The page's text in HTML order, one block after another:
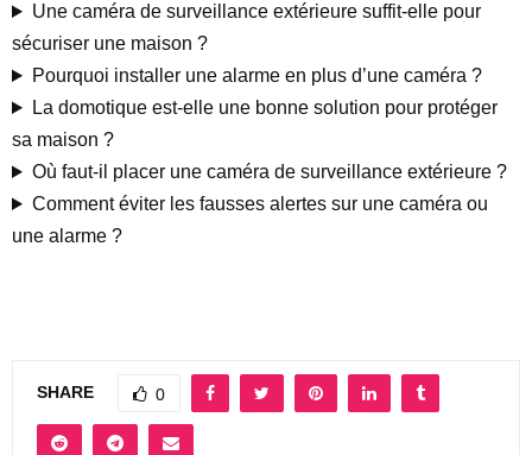
Une caméra de surveillance extérieure suffit-elle pour
sécuriser une maison ?
Pourquoi installer une alarme en plus d’une caméra ?
La domotique est-elle une bonne solution pour protéger
sa maison ?
Où faut-il placer une caméra de surveillance extérieure ?
Comment éviter les fausses alertes sur une caméra ou
une alarme ?
SHARE 0